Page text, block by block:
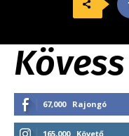
67,000 Rajongó
165,000 Követő